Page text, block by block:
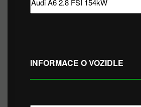
INFORMACE O VOZIDLE